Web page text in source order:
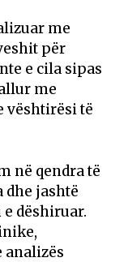
me
për
e cila sipas
me
vështirësi të
në qendra të
dhe jashtë
dëshiruar.
analizës